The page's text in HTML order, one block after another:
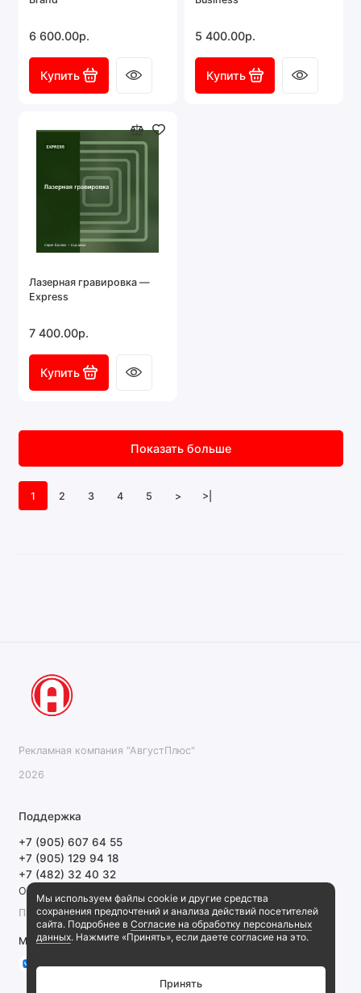
6 600.00р.
Купить
5 400.00р.
Купить
Лазерная гравировка —
Express
7 400.00р.
Купить
1 2 3 4 5 > >|
Показать больше
Мы используем файлы cookie и другие средства
сохранения предпочтений и анализа действий посетителей
сайта. Подробнее в Согласие на обработку персональных
данных. Нажмите «Принять», если даете согласие на это.
Принять
Рекламная компания "АвгустПлюс"
2026
Поддержка
+7 (905) 607 64 55
+7 (905) 129 94 18
+7 (482) 32 40 32
Обратный звонок
ПН-ПТ 9:00-18:00 СБ, ВС выходной
Мы в сети